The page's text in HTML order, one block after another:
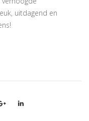
uitdagend en